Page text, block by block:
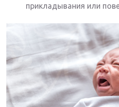
прикладывания или